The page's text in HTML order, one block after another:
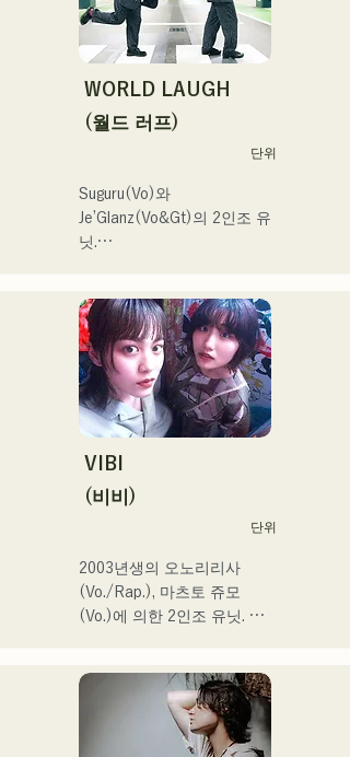
새겨지는 듯한 사운드 만들
기를 목표로 하고 있다.
WORLD LAUGH
(월드 러프)
단위
Suguru(Vo)와
Je’Glanz(Vo&Gt)의 2인조 유
닛.
정력적으로 활동 중.
SNS 동영상 총 재생수 350
만회 재생 넘어, SNS총 팔로
워 11.9만명 돌파!
또한 2024 년 제 106 회 전
국 고등학교 야구 선수권 대
회
J:COM 후쿠오카•구마모토•
시모노세키의 테마송 등에도
발탁되어 향후가 큰 주목의
VIBI
(비비)
단위
2003년생의 오노리리사
(Vo./Rap.), 마츠토 쥬모
(Vo.)에 의한 2인조 유닛. 부
따뜻하고 심지가 있는 가성
으로 듣는 사람의 마음에 부
드럽게 다가오는 곡을 제작